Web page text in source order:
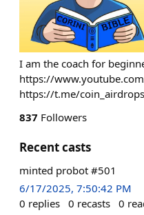
I am the coach for
https://
https://t.me/
837 Followers
Recent casts
minted probot #501
6/17/2025, 7:50:42 PM
0 replies 0 recasts 0